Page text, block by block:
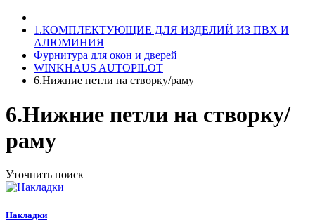
1.КОМПЛЕКТУЮЩИЕ ДЛЯ ИЗДЕЛИЙ ИЗ ПВХ И
АЛЮМИНИЯ
Фурнитура для окон и дверей
WINKHAUS AUTOPILOT
6.Нижние петли на створку/раму
6.Нижние петли на створку/
раму
Уточнить поиск
Накладки